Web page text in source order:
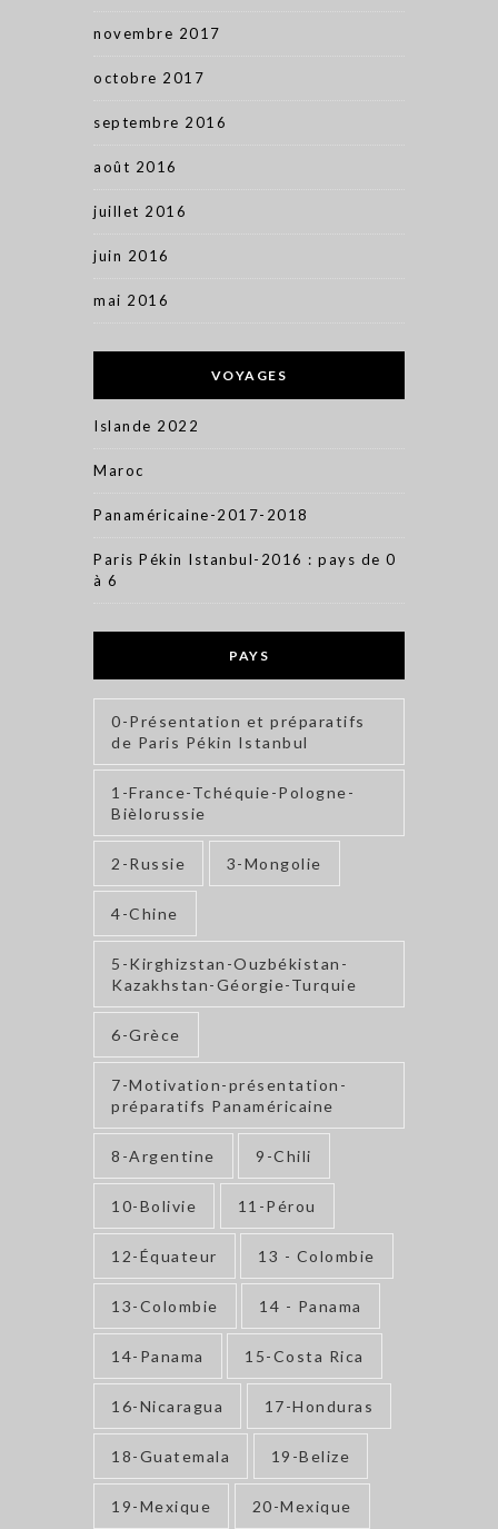
novembre 2017
octobre 2017
septembre 2016
août 2016
juillet 2016
juin 2016
mai 2016
VOYAGES
Islande 2022
Maroc
Panaméricaine-2017-2018
Paris Pékin Istanbul-2016 : pays de 0
à 6
PAYS
0-Présentation et préparatifs
de Paris Pékin Istanbul
1-France-Tchéquie-Pologne-
Bièlorussie
2-Russie 3-Mongolie
4-Chine
5-Kirghizstan-Ouzbékistan-
Kazakhstan-Géorgie-Turquie
6-Grèce
7-Motivation-présentation-
préparatifs Panaméricaine
8-Argentine 9-Chili
10-Bolivie 11-Pérou
12-Équateur 13 - Colombie
13-Colombie 14 - Panama
14-Panama 15-Costa Rica
16-Nicaragua 17-Honduras
18-Guatemala 19-Belize
19-Mexique 20-Mexique